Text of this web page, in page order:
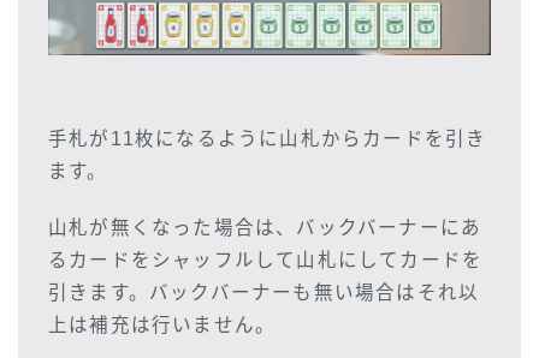
手札が11枚になるように山札からカードを引き
ます。
山札が無くなった場合は、バックバーナーにあ
るカードをシャッフルして山札にしてカードを
引きます。バックバーナーも無い場合はそれ以
上は補充は行いません。